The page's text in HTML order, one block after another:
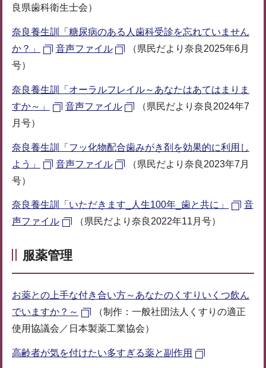
良県歯科衛生士会）
奈良養生訓「糖尿病のある人歯科受診を忘れていません
か？」
音声ファイル
（県民だより奈良2025年6月
号）
奈良養生訓「オーラルフレイル～あなたはあてはまりま
すか～」
音声ファイル
（県民だより奈良2024年7
月号）
奈良養生訓「フッ化物配合歯みがき剤を効果的に利用し
よう」
音声ファイル
（県民だより奈良2023年7月
号）
奈良養生訓「いただきます_人生100年_歯と共に」
音
声ファイル
（県民だより奈良2022年11月号）
服薬管理
お薬との上手な付き合い方～あなたのくすりいくつ飲ん
でいますか？～
（制作：一般社団法人くすりの適正
使用協議会／日本製薬工業協会）
高齢者が気を付けたい多すぎる薬と副作用